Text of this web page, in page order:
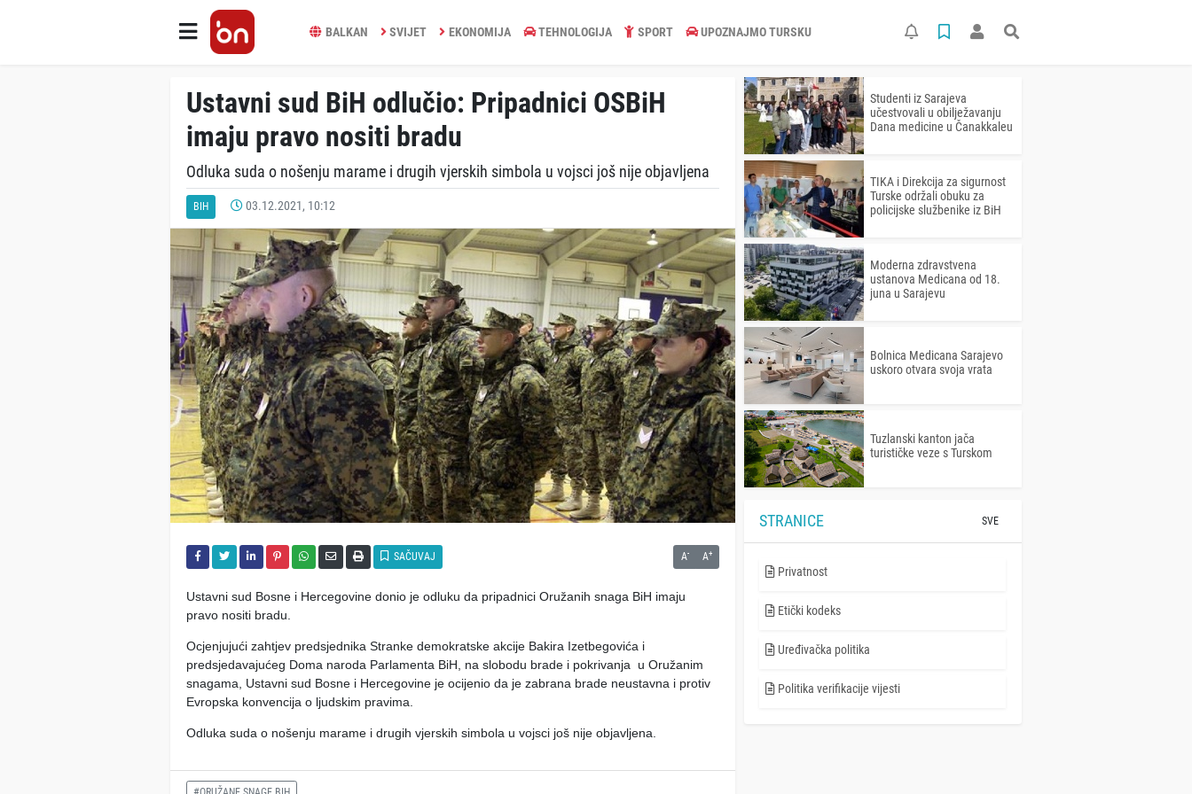
BALKAN SVIJET EKONOMIJA TEHNOLOGIJA SPORT UPOZNAJMO TURSKU
Ustavni sud BiH odlučio: Pripadnici OSBiH
imaju pravo nositi bradu
Odluka suda o nošenju marame i drugih vjerskih simbola u vojsci još nije objavljena
BIH 03.12.2021, 10:12
SAČUVAJ A- A+
Ustavni sud Bosne i Hercegovine donio je odluku da pripadnici Oružanih snaga BiH imaju
pravo nositi bradu.
Ocjenjujući zahtjev predsjednika Stranke demokratske akcije Bakira Izetbegovića i
predsjedavajućeg Doma naroda Parlamenta BiH, na slobodu brade i pokrivanja u Oružanim
snagama, Ustavni sud Bosne i Hercegovine je ocijenio da je zabrana brade neustavna i protiv
Evropska konvencija o ljudskim pravima.
Odluka suda o nošenju marame i drugih vjerskih simbola u vojsci još nije objavljena.
Studenti iz Sarajeva
učestvovali u obilježavanju
Dana medicine u Čanakkaleu
TIKA i Direkcija za sigurnost
Turske održali obuku za
policijske službenike iz BiH
Moderna zdravstvena
ustanova Medicana od 18.
juna u Sarajevu
Bolnica Medicana Sarajevo
uskoro otvara svoja vrata
Tuzlanski kanton jača
turističke veze s Turskom
STRANICE SVE
Privatnost
Etički kodeks
Uređivačka politika
Politika verifikacije vijesti